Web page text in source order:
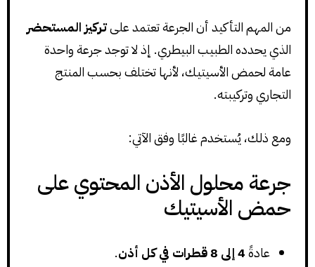
من المهم التأكيد أن الجرعة تعتمد علىتركيز المستحضر
الذي يحدده الطبيب البيطري. إذ لا توجد جرعة واحدة
عامة لحمض الأسيتيك، لأنها تختلف بحسب المنتج
التجاري وتركيبته.
ومع ذلك، يُستخدم غالبًا وفق الآتي:
جرعة محلول الأذن المحتوي على
حمض الأسيتيك
عادةً4 إلى 8 قطرات في كل أذن
.